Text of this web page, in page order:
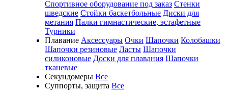
Спортивное оборудование под заказ Стенки
шведские Стойки баскетбольные Диски для
метания Палки гимнастические, эстафетные
Турники
Плавание Аксессуары Очки Шапочки Колобашки
Шапочки резиновые Ласты Шапочки
силиконовые Доски для плавания Шапочки
тканевые
Секундомеры Все
Суппорты, защита Все